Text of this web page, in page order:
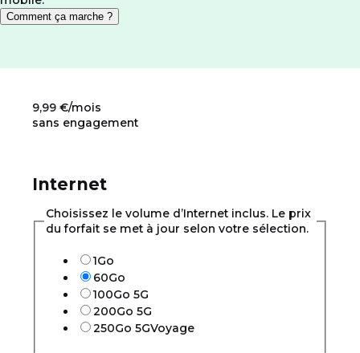
Comment ça marche ?
9,99 €/mois
sans engagement
Internet
Choisissez le volume d’Internet inclus. Le prix
du forfait se met à jour selon votre sélection.
1Go
60Go
100Go 5G
200Go 5G
250Go 5GVoyage